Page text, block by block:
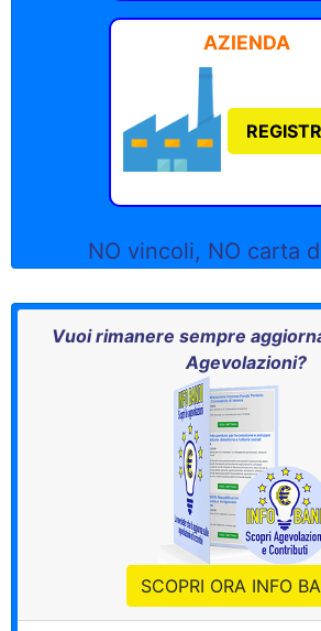
AZIENDA
NO vincoli, NO carta
Vuoi rimanere sempre
Agevolazioni?
SCOPRI ORA INFO